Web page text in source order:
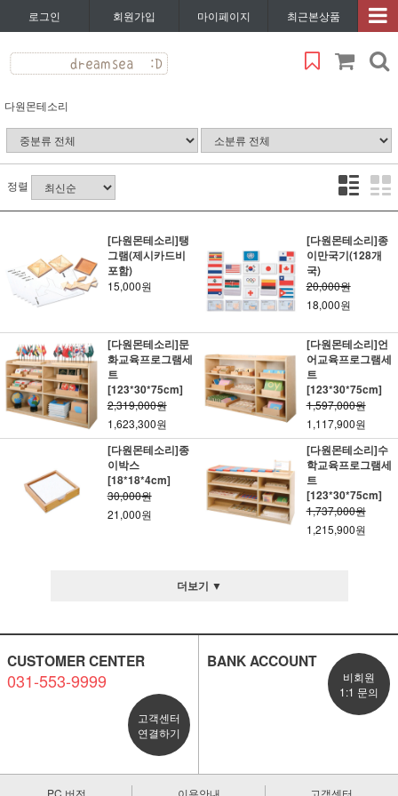
로그인 회원가입 마이페이지 최근본상품
다원몬테소리
정렬
[다원몬테소리]탱
그램(제시카드비
포함)
15,000원
[다원몬테소리]종
이만국기(128개
국)
20,000원
18,000원
[다원몬테소리]문
화교육프로그램세
트
[123*30*75cm]
2,319,000원
1,623,300원
[다원몬테소리]언
어교육프로그램세
트
[123*30*75cm]
1,597,000원
1,117,900원
[다원몬테소리]종
이박스
[18*18*4cm]
30,000원
21,000원
[다원몬테소리]수
학교육프로그램세
트
[123*30*75cm]
1,737,000원
1,215,900원
더보기 ▼
CUSTOMER CENTER
031-553-9999
고객센터
연결하기
BANK ACCOUNT
비회원
1:1 문의
PC 버전 이용안내 고객센터